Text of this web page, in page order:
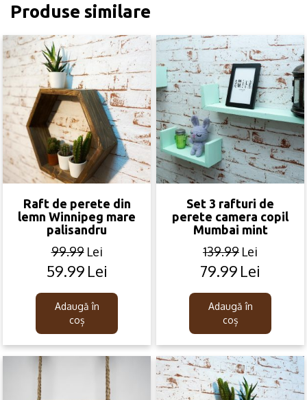
Produse similare
Raft de perete din
lemn Winnipeg mare
palisandru
99.99 Lei
Original
was:
99.99lei.
59.99 Lei
Current
is:
59.99lei.
Adaugă în
coș
Set 3 rafturi de
perete camera copil
Mumbai mint
139.99 Lei
Original
was:
139.99lei.
79.99 Lei
Current
is:
79.99lei.
Adaugă în
coș